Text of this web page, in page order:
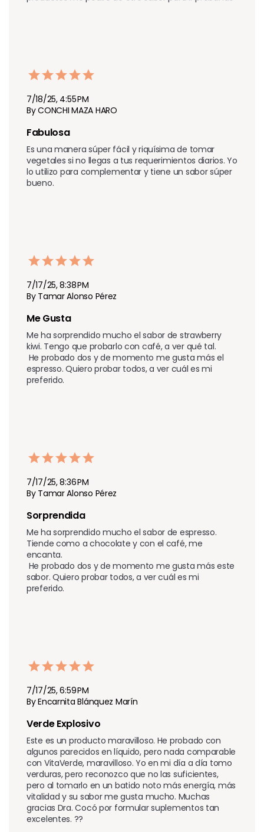
7/18/25, 4:55 PM
By CONCHI MAZA HARO
Fabulosa
Es una manera súper fácil y riquísima de tomar
vegetales si no llegas a tus requerimientos diarios. Yo
lo utilizo para complementar y tiene un sabor súper
bueno.
7/17/25, 8:38 PM
By Tamar Alonso Pérez
Me Gusta
Me ha sorprendido mucho el sabor de strawberry
kiwi. Tengo que probarlo con café, a ver qué tal.
espresso. Quiero probar todos, a ver cuál es mi
preferido.
7/17/25, 8:36 PM
By Tamar Alonso Pérez
Sorprendida
Me ha sorprendido mucho el sabor de espresso.
Tiende como a chocolate y con el café, me
encanta.
sabor. Quiero probar todos, a ver cuál es mi
preferido.
7/17/25, 6:59 PM
By Encarnita Blánquez Marín
Verde Explosivo
Este es un producto maravilloso. He probado con
algunos parecidos en líquido, pero nada comparable
con VitaVerde, maravilloso. Yo en mi día a día tomo
verduras, pero reconozco que no las suficientes,
pero al tomarlo en un batido noto más energía, más
vitalidad y su sabor me gusta mucho. Muchas
gracias Dra. Cocó por formular suplementos tan
excelentes. ??